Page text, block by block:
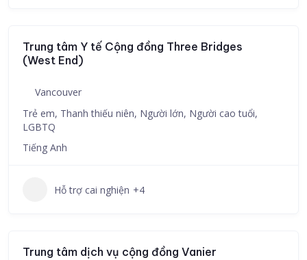
Trung tâm Y tế Cộng đồng Three Bridges
(West End)
Vancouver
Trẻ em, Thanh thiếu niên, Người lớn, Người cao tuổi,
LGBTQ
Tiếng Anh
Hỗ trợ cai nghiện +4
Trung tâm dịch vụ cộng đồng Vanier